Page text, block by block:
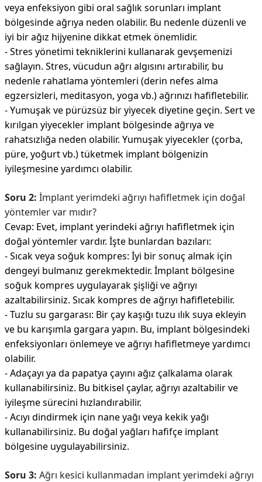
veya enfeksiyon gibi oral sağlık sorunları implant
bölgesinde ağrıya neden olabilir. Bu nedenle düzenli ve
iyi bir ağız hijyenine dikkat etmek önemlidir.
- Stres yönetimi tekniklerini kullanarak gevşemenizi
sağlayın. Stres, vücudun ağrı algısını artırabilir, bu
nedenle rahatlama yöntemleri (derin nefes alma
egzersizleri, meditasyon, yoga vb.) ağrınızı hafifletebilir.
- Yumuşak ve pürüzsüz bir yiyecek diyetine geçin. Sert ve
kırılgan yiyecekler implant bölgesinde ağrıya ve
rahatsızlığa neden olabilir. Yumuşak yiyecekler (çorba,
püre, yoğurt vb.) tüketmek implant bölgenizin
iyileşmesine yardımcı olabilir.
Soru 2: İmplant yerimdeki ağrıyı hafifletmek için doğal
yöntemler var mıdır?
Cevap: Evet, implant yerindeki ağrıyı hafifletmek için
doğal yöntemler vardır. İşte bunlardan bazıları:
- Sıcak veya soğuk kompres: İyi bir sonuç almak için
dengeyi bulmanız gerekmektedir. İmplant bölgesine
soğuk kompres uygulayarak şişliği ve ağrıyı
azaltabilirsiniz. Sıcak kompres de ağrıyı hafifletebilir.
- Tuzlu su gargarası: Bir çay kaşığı tuzu ılık suya ekleyin
ve bu karışımla gargara yapın. Bu, implant bölgesindeki
enfeksiyonları önlemeye ve ağrıyı hafifletmeye yardımcı
olabilir.
- Adaçayı ya da papatya çayını ağız çalkalama olarak
kullanabilirsiniz. Bu bitkisel çaylar, ağrıyı azaltabilir ve
iyileşme sürecini hızlandırabilir.
- Acıyı dindirmek için nane yağı veya kekik yağı
kullanabilirsiniz. Bu doğal yağları hafifçe implant
bölgesine uygulayabilirsiniz.
Soru 3: Ağrı kesici kullanmadan implant yerimdeki ağrıyı